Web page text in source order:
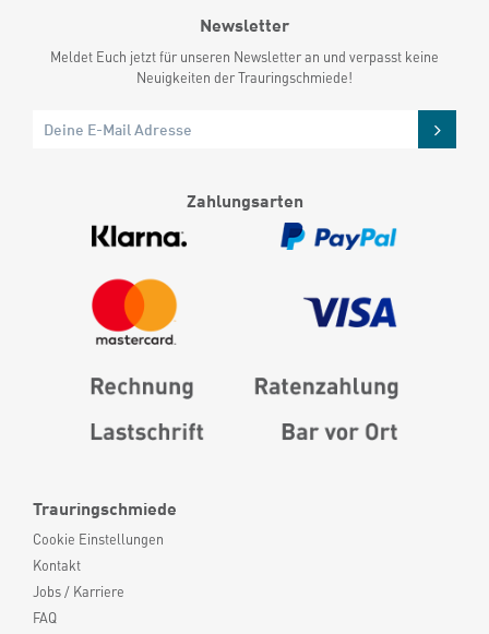
Trauringschmiede
Cookie Einstellungen
Kontakt
Jobs / Karriere
FAQ
Newsletter
Meldet Euch jetzt für unseren Newsletter an und verpasst keine
Neuigkeiten der Trauringschmiede!
Zahlungsarten